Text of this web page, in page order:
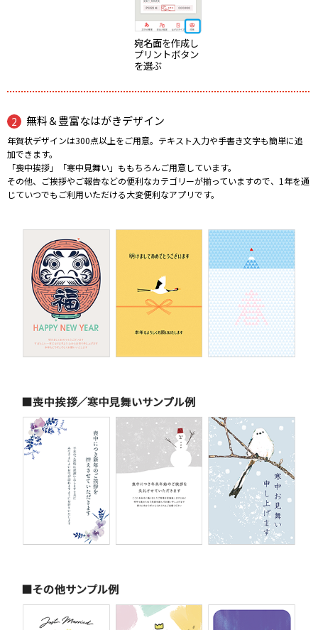
宛名面を作成し
プリントボタン
を選ぶ
無料＆豊富なはがきデザイン
年賀状デザインは300点以上をご用意。テキスト入力や手書き文字も簡単に追
加できます。
「喪中挨拶」「寒中見舞い」ももちろんご用意しています。
その他、ご挨拶やご報告などの便利なカテゴリーが揃っていますので、1年を通
じていつでもご利用いただける大変便利なアプリです。